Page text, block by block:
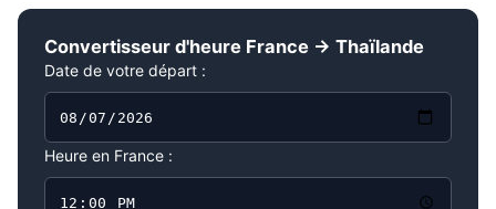
Convertisseur d'heure France → Thaïlande
Date de votre départ :
Heure en France :